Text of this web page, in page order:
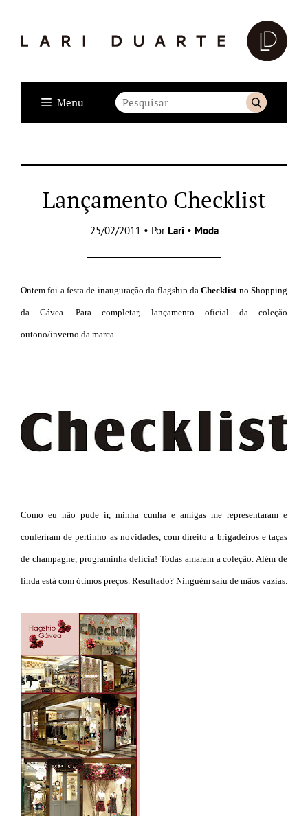
Menu
Lançamento Checklist
25/02/2011 • Por Lari • Moda
Ontem foi a festa de inauguração da flagship daChecklist no Shopping
da Gávea. Para completar, lançamento oficial da coleção
outono/inverno da marca.
Como eu não pude ir, minha cunha e amigas me representaram e
conferiram de pertinho as novidades, com direito a brigadeiros e taças
de champagne, programinha delícia! Todas amaram a coleção. Além de
linda está com ótimos preços. Resultado? Ninguém saiu de mãos vazias.